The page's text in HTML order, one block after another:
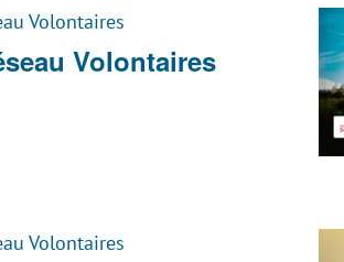
Volontaires
Volontaires
Volontaires